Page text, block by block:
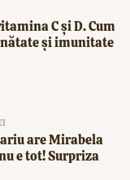
C și D. Cum
și imunitate
are Mirabela
e tot! Surpriza